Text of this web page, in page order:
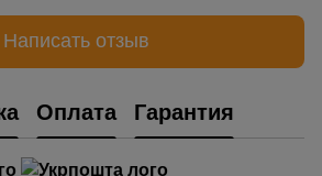
Написать отзыв
Оплата Гарантия